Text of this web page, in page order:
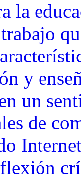
la
y
un
de